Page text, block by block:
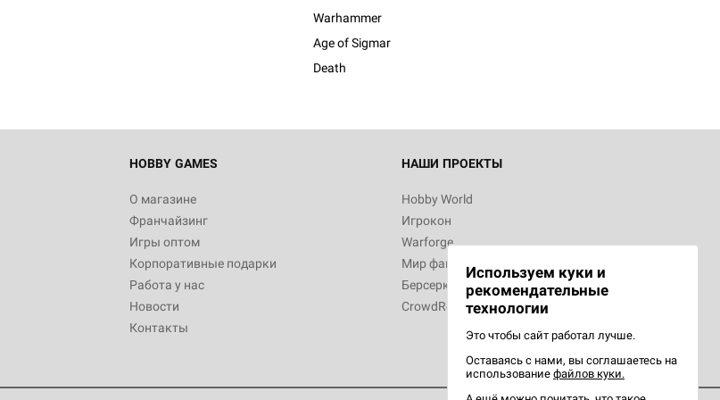
Warhammer
Age of Sigmar
Death
HOBBY GAMES
О магазине
Франчайзинг
Игры оптом
Корпоративные подарки
Работа у нас
Новости
Контакты
НАШИ ПРОЕКТЫ
Hobby World
Игрокон
Warforge
Мир фантастики
Берсерк
CrowdRepublic
Используем куки и
рекомендательные
технологии
Это чтобы сайт работал лучше.
Оставаясь с нами, вы соглашаетесь на
использование файлов куки.
Белая смерть
12 990
Настольная игра Hobby World Ужас
3 490